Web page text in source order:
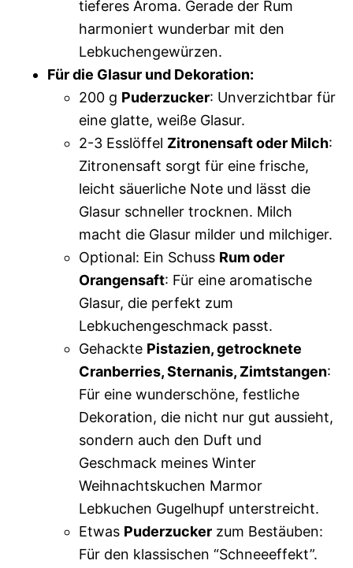
tieferes Aroma. Gerade der Rum
harmoniert wunderbar mit den
Lebkuchengewürzen.
Für die Glasur und Dekoration:
200 g Puderzucker: Unverzichtbar für
eine glatte, weiße Glasur.
2-3 Esslöffel Zitronensaft oder Milch:
Zitronensaft sorgt für eine frische,
leicht säuerliche Note und lässt die
Glasur schneller trocknen. Milch
macht die Glasur milder und milchiger.
Optional: Ein Schuss Rum oder
Orangensaft: Für eine aromatische
Glasur, die perfekt zum
Lebkuchengeschmack passt.
Gehackte Pistazien, getrocknete
Cranberries, Sternanis, Zimtstangen:
Für eine wunderschöne, festliche
Dekoration, die nicht nur gut aussieht,
sondern auch den Duft und
Geschmack meines Winter
Weihnachtskuchen Marmor
Lebkuchen Gugelhupf unterstreicht.
Etwas Puderzucker zum Bestäuben:
Für den klassischen “Schneeeffekt”.